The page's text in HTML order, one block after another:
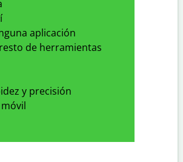
aplicación
de herramientas
y precisión